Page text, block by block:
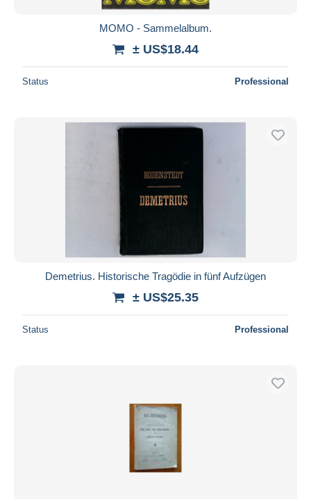
MOMO - Sammelalbum.
± US$18.44
Status Professional
Demetrius. Historische Tragödie in fünf Aufzügen
± US$25.35
Status Professional